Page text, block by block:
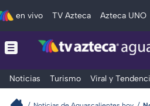
en vivo TV Azteca Azteca UNO
Noticias Turismo Viral y